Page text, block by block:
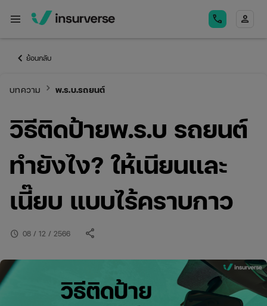
menu call person
keyboard_arrow_left ย้อนกลับ
บทความ keyboard_arrow_right พ.ร.บ.รถยนต์
วิธีติดป้ายพ.ร.บ รถยนต์
ทำยังไง? ให้เนียนและ
เนี๊ยบ แบบไร้คราบกาว
schedule 08 / 12 / 2566 share